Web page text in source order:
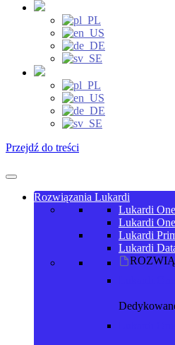
Przejdź do treści
Rozwiązania Lukardi
Lukardi One
Lukardi
Lukardi
Lukardi